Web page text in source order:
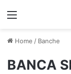
Menu
Home / Banche
BANCA